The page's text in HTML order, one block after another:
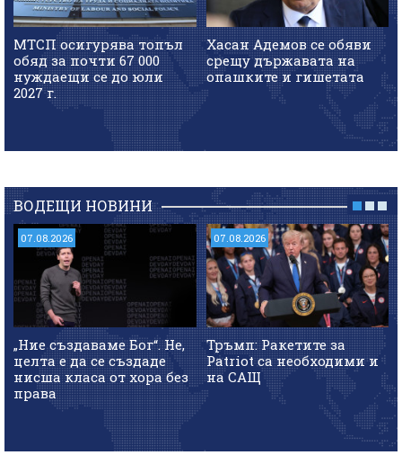
МТСП осигурява топъл
обяд за почти 67 000
нуждаещи се до юли
2027 г.
Хасан Адемов се обяви
срещу държавата на
опашките и гишетата
ВОДЕЩИ НОВИНИ
07.08.2026
„Ние създаваме Бог“. Не,
целта е да се създаде
нисша класа от хора без
права
07.08.2026
Тръмп: Ракетите за
Patriot са необходими и
на САЩ